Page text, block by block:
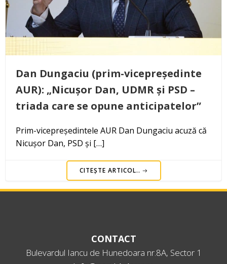
Dan Dungaciu (prim-vicepreședinte
AUR): „Nicușor Dan, UDMR și PSD –
triada care se opune anticipatelor”
Prim-vicepreședintele AUR Dan Dungaciu acuză că
Nicușor Dan, PSD și […]
CITEȘTE ARTICOL..
CONTACT
Bulevardul Iancu de Hunedoara nr.8A, Sector 1